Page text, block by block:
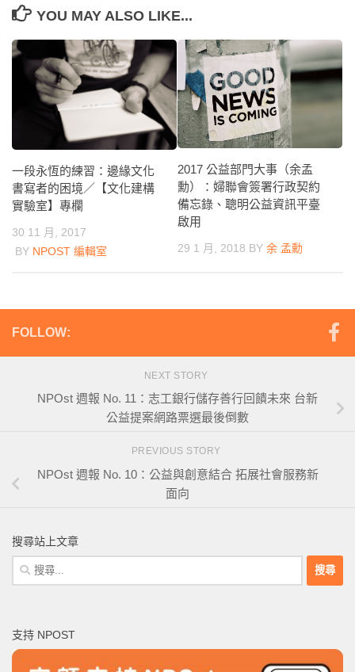
YOU MAY ALSO LIKE...
一段永恆的練習：邊緣文化
書寫者的困境／【文化建構
實驗室】專欄
30 11 月, 2017
BY NPOST 編輯室
2017 公益部門大事（余孟
勳）：婦聯會簽署行政契約
備忘錄、聰明公益資訊平臺
啟用
29 1 月, 2018 BY 余 孟勳
FOLLOW:
NEXT STORY
NPOst 週報 No. 11：志工銀行儲存善行回饋未來 台新
公益提案網路票選最後倒數
PREVIOUS STORY
NPOst 週報 No. 10：公益與創意結合 拓展社會服務新
面向
搜尋站上文章
搜
尋
字:
支持 NPOST